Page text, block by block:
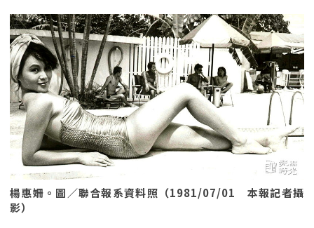
楊惠姍。圖／聯合報系資料照（1981/07/01 本報記者攝
影）